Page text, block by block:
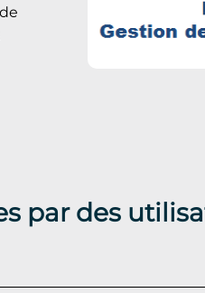
par des